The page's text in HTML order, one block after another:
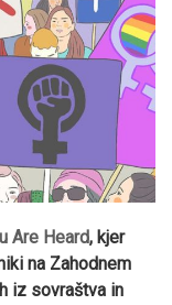
Are Heard, kjer
na Zahodnem
iz sovraštva in